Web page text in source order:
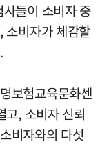
들이 소비자 중
소비자가 체감할
보험교육문화센
고, 소비자 신뢰
비자와의 다섯